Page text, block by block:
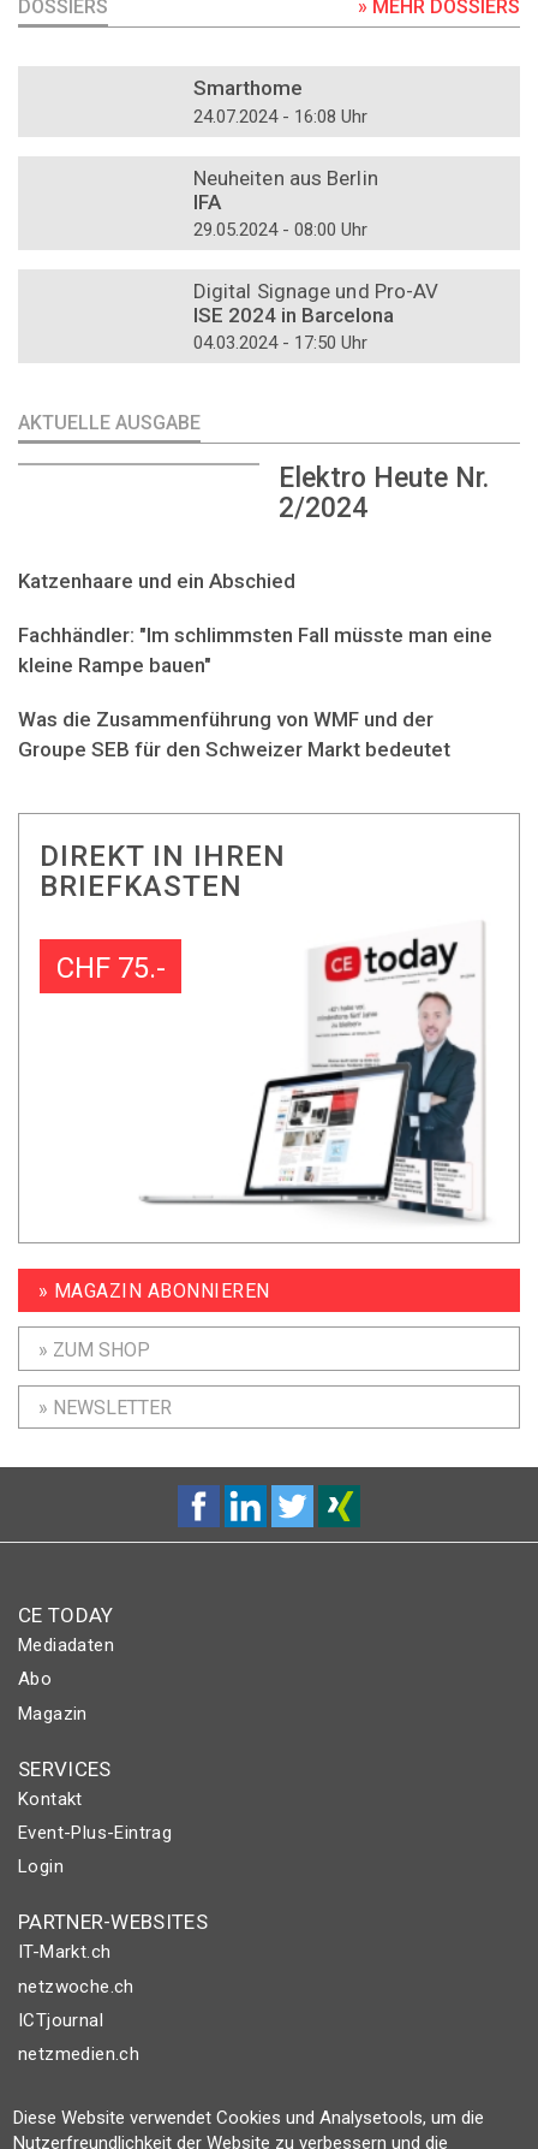
DOSSIERS » MEHR DOSSIERS
Smarthome
24.07.2024 - 16:08 Uhr
Neuheiten aus Berlin
IFA
29.05.2024 - 08:00 Uhr
Digital Signage und Pro-AV
ISE 2024 in Barcelona
04.03.2024 - 17:50 Uhr
AKTUELLE AUSGABE
Elektro Heute Nr.
2/2024
Katzenhaare und ein Abschied
Fachhändler: "Im schlimmsten Fall müsste man eine
kleine Rampe bauen"
Was die Zusammenführung von WMF und der
Groupe SEB für den Schweizer Markt bedeutet
DIREKT IN IHREN
BRIEFKASTEN
CHF 75.-
» MAGAZIN ABONNIEREN
» ZUM SHOP
» NEWSLETTER
CE TODAY
Mediadaten
Abo
Magazin
SERVICES
Kontakt
Event-Plus-Eintrag
Login
PARTNER-WEBSITES
IT-Markt.ch
netzwoche.ch
ICTjournal
netzmedien.ch
© NETZMEDIEN AG 2026
Impressum
Diese Website verwendet Cookies und Analysetools, um die
Nutzerfreundlichkeit der Website zu verbessern und die